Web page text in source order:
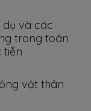
dụ và các
trong toán
tiễn
vật thân